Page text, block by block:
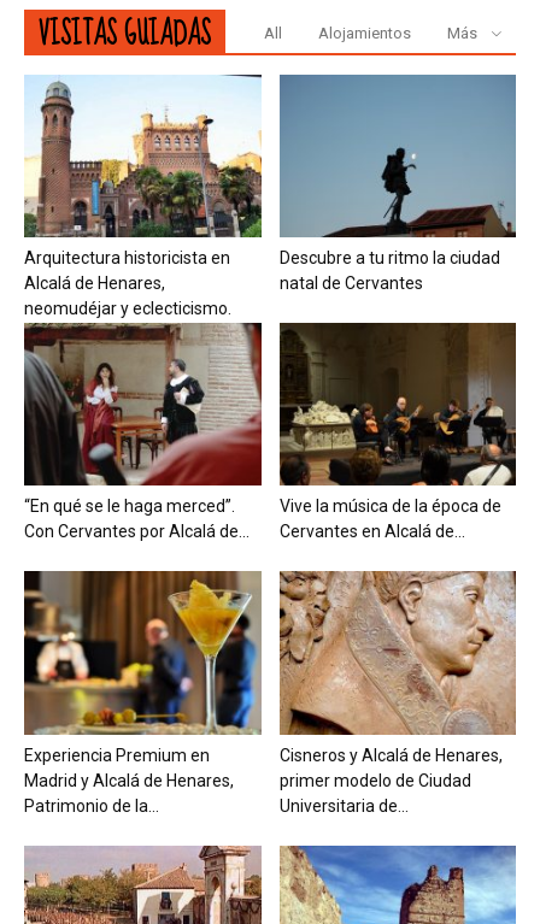
VISITAS GUIADAS All Alojamientos Más
Arquitectura historicista en
Alcalá de Henares,
neomudéjar y eclecticismo.
Descubre a tu ritmo la ciudad
natal de Cervantes
“En qué se le haga merced”.
Con Cervantes por Alcalá de...
Vive la música de la época de
Cervantes en Alcalá de...
Experiencia Premium en
Madrid y Alcalá de Henares,
Patrimonio de la...
Cisneros y Alcalá de Henares,
primer modelo de Ciudad
Universitaria de...